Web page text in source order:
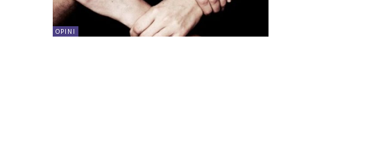
OPINI